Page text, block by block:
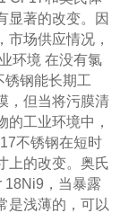
显著的改变。因
场供应情况，
环境 在没有氯
钢能长期工
，但当将污膜清
的工业环境中，
不锈钢在短时
上的改变。奥氏
18Ni9，当暴露
是浅薄的，可以